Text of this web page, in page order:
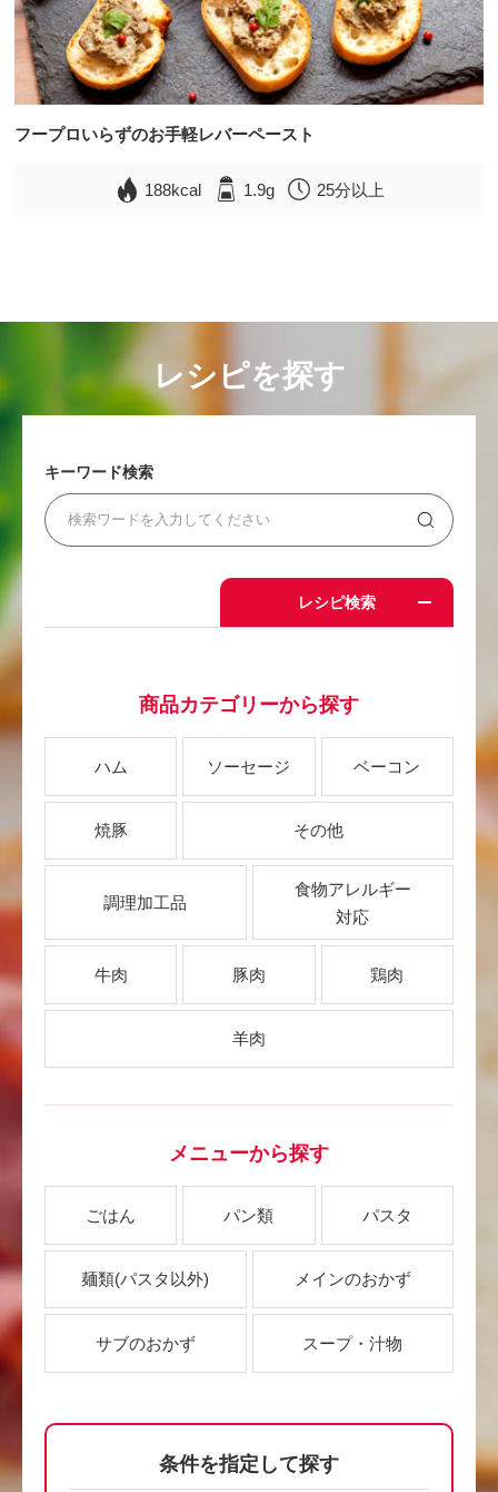
フープロいらずのお手軽レバーペースト
188kcal 1.9g 25分以上
レシピを探す
キーワード検索
レシピ検索
商品カテゴリーから探す
ハム ソーセージ ベーコン
焼豚 その他
調理加工品
食物アレルギー
対応
牛肉 豚肉 鶏肉
羊肉
メニューから探す
ごはん パン類 パスタ
麺類(パスタ以外) メインのおかず
サブのおかず スープ・汁物
条件を指定して探す